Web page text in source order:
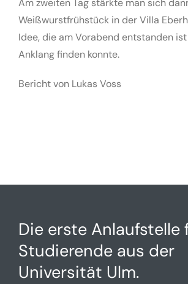
Am zweiten Tag stärkte man sich
Weißwurstfrühstück in der Villa
Idee, die am Vorabend entstanden
Anklang finden konnte.
Bericht von Lukas Voss
Die erste Anlaufstelle
Studierende aus der
Universität Ulm.